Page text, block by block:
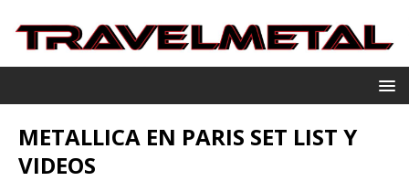
METALLICA EN PARIS SET LIST Y
VIDEOS